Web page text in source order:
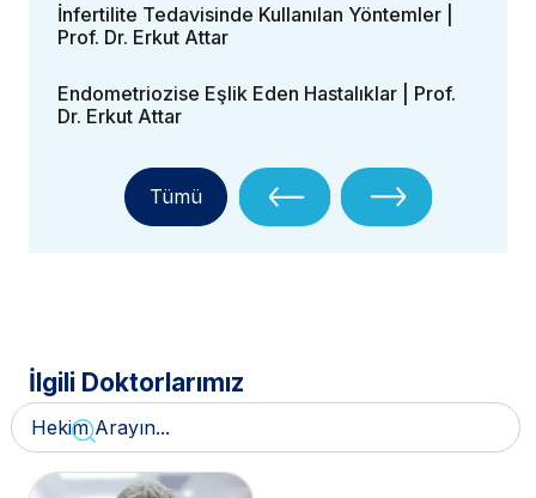
İnfertilite Tedavisinde Kullanılan Yöntemler |
Prof. Dr. Erkut Attar
Endometriozise Eşlik Eden Hastalıklar | Prof.
Dr. Erkut Attar
Tümü
İlgili Doktorlarımız